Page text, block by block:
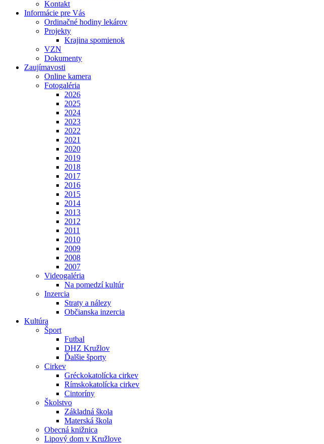
Kontakt
Informácie pre Vás
Ordinačné hodiny lekárov
Projekty
Krajina spomienok
VZN
Dokumenty
Zaujímavosti
Online kamera
Fotogaléria
2026
2025
2024
2023
2022
2021
2020
2019
2018
2017
2016
2015
2014
2013
2012
2011
2010
2009
2008
2007
Videogaléria
Na pomedzí kultúr
Inzercia
Straty a nálezy
Občianska inzercia
Kultúra
Šport
Futbal
DHZ Kružlov
Ďalšie športy
Cirkev
Gréckokatolícka cirkev
Rímskokatolícka cirkev
Cintoríny
Školstvo
Základná škola
Materská škola
Obecná knižnica
Lipový dom v Kružlove